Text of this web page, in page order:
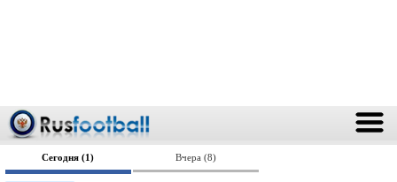
Сегодня (1) Вчера (8)